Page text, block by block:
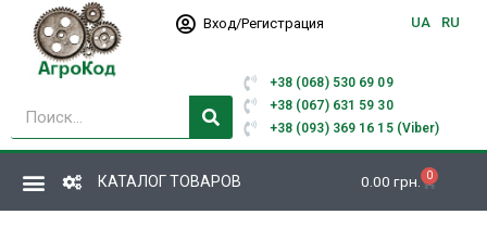
Перейти
содержимому
Вход/Регистрация UA RU
Поиск
+38 (068) 530 69 09
+38 (067) 631 59 30
+38 (093) 369 16 15 (Viber)
КАТАЛОГ ТОВАРОВ 0.00 грн. 0
Корзина